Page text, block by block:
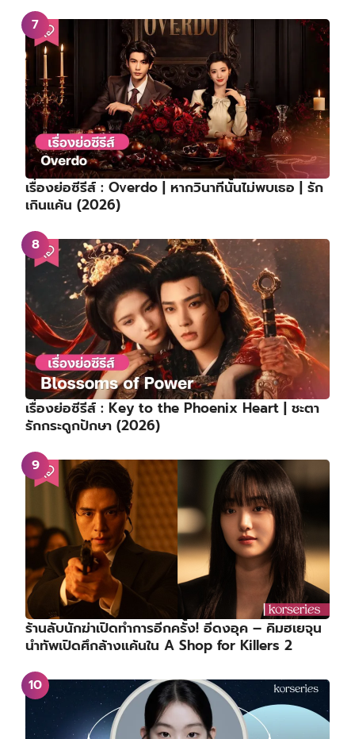
เรื่องย่อซีรีส์ : Overdo | หากวินาทีนั้นไม่พบเธอ | รัก
เกินแค้น (2026)
เรื่องย่อซีรีส์ : Key to the Phoenix Heart | ชะตา
รักกระดูกปักษา (2026)
ร้านลับนักฆ่าเปิดทำการอีกครั้ง! อีดงอุค – คิมฮเยจุน
นำทัพเปิดศึกล้างแค้นใน A Shop for Killers 2